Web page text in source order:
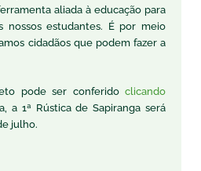
aliada à educação para
nossos estudantes. É por meio
cidadãos que podem fazer a
pode ser conferido clicando
a 1ª Rústica de Sapiranga será
julho.